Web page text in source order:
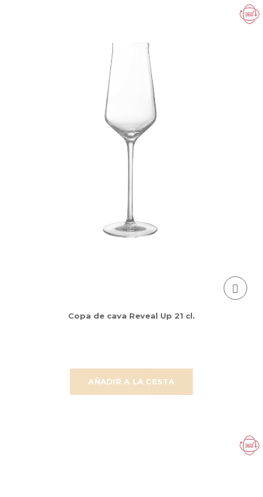
AÑADIR A LA CESTA
Copa de cava Reveal Up 21 cl.